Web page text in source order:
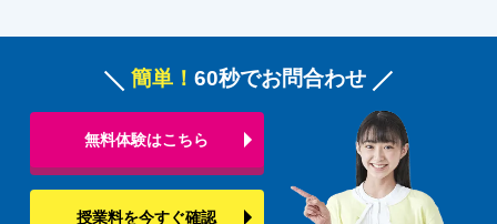
簡単！ 60秒でお問合わせ
無料体験はこちら
授業料を今すぐ確認